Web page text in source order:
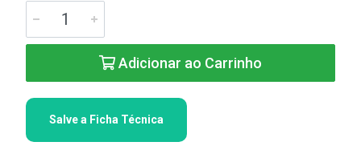
Adicionar ao Carrinho
Salve a Ficha Técnica